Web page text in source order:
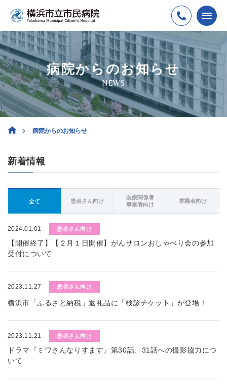
病院からのお知らせ
NEWS
病院からのお知らせ
新着情報
全て 患者さん向け
医療関係者
事業者向け
求職者向け
2024.01.01 患者さん向け
【開催終了】【２月１日開催】がんサロンおしゃべり会の参加
受付について
2023.11.27 患者さん向け
横浜市「ふるさと納税」返礼品に「検診チケット」が登場！
2023.11.21 患者さん向け
ドラマ『ミワさんなりすます』第30話、31話への撮影協力につ
いて